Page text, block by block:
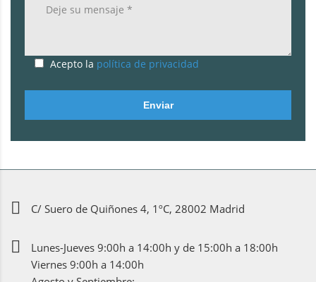
Acepto la política de privacidad
Enviar
C/ Suero de Quiñones 4, 1ºC, 28002 Madrid
Lunes-Jueves 9:00h a 14:00h y de 15:00h a 18:00h
Viernes 9:00h a 14:00h